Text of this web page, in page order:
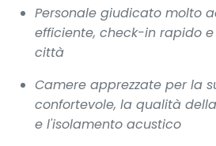
Personale giudicato molto
efficiente, check-in rapido
città
Camere apprezzate per la
confortevole, la qualità
e l'isolamento acustico